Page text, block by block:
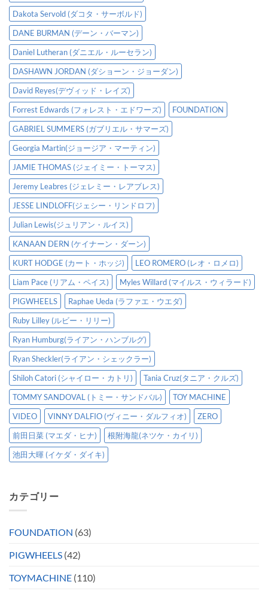
Dakota Servold (ダコタ・サーボルド)
DANE BURMAN (デーン・バーマン)
Daniel Lutheran (ダニエル・ルーセラン)
DASHAWN JORDAN (ダショーン・ジョーダン)
David Reyes(デヴィッド・レイズ)
Forrest Edwards (フォレスト・エドワーズ)
FOUNDATION
GABRIEL SUMMERS (ガブリエル・サマーズ)
Georgia Martin(ジョージア・マーティン)
JAMIE THOMAS (ジェイミー・トーマス)
Jeremy Leabres (ジェレミー・レアブレス)
JESSE LINDLOFF(ジェシー・リンドロフ)
Julian Lewis(ジュリアン・ルイス)
KANAAN DERN (ケイナーン・ダーン)
KURT HODGE (カート・ホッジ)
LEO ROMERO (レオ・ロメロ)
Liam Pace (リアム・ペイス)
Myles Willard (マイルス・ウィラード)
PIGWHEELS
Raphae Ueda (ラファエ・ウエダ)
Ruby Lilley (ルビー・リリー)
Ryan Humburg(ライアン・ハンブルグ)
Ryan Sheckler(ライアン・シェックラー)
Shiloh Catori (シャイロー・カトリ)
Tania Cruz(タニア・クルズ)
TOMMY SANDOVAL (トミー・サンドバル)
TOY MACHINE
VIDEO
VINNY DALFIO (ヴィニー・ダルフィオ)
ZERO
前田日菜 (マエダ・ヒナ)
根附海龍(ネツケ・カイリ)
池田大暉 (イケダ・ダイキ)
カテゴリー
FOUNDATION (63)
PIGWHEELS (42)
TOYMACHINE (110)